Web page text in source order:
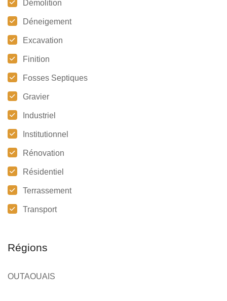
Démolition
Déneigement
Excavation
Finition
Fosses Septiques
Gravier
Industriel
Institutionnel
Rénovation
Résidentiel
Terrassement
Transport
Régions
OUTAOUAIS